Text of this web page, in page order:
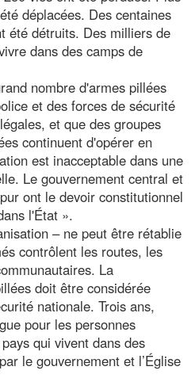
déplacées. Des centaines
été détruits. Des milliers de
dans des camps de
nombre d'armes pillées
et des forces de sécurité
et que des groupes
continuent d'opérer en
est inacceptable dans une
Le gouvernement central et
ont le devoir constitutionnel
l'État ».
– ne peut être rétablie
contrôlent les routes, les
La
doit être considérée
nationale. Trois ans,
pour les personnes
qui vivent dans des
le gouvernement et l’Église